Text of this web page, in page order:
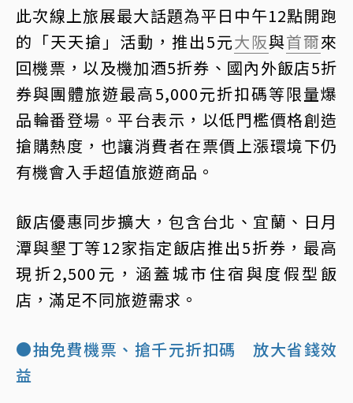
此次線上旅展最大話題為平日中午12點開跑
的「天天搶」活動，推出5元大阪與首爾來
回機票，以及機加酒5折券、國內外飯店5折
券與團體旅遊最高5,000元折扣碼等限量爆
品輪番登場。平台表示，以低門檻價格創造
搶購熱度，也讓消費者在票價上漲環境下仍
有機會入手超值旅遊商品。
飯店優惠同步擴大，包含台北、宜蘭、日月
潭與墾丁等12家指定飯店推出5折券，最高
現折2,500元，涵蓋城市住宿與度假型飯
店，滿足不同旅遊需求。
●抽免費機票、搶千元折扣碼 放大省錢效
益